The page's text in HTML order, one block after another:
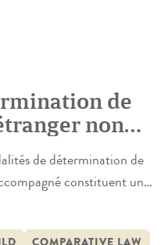
de
non
de détermination de
constituent un
d’ensemble